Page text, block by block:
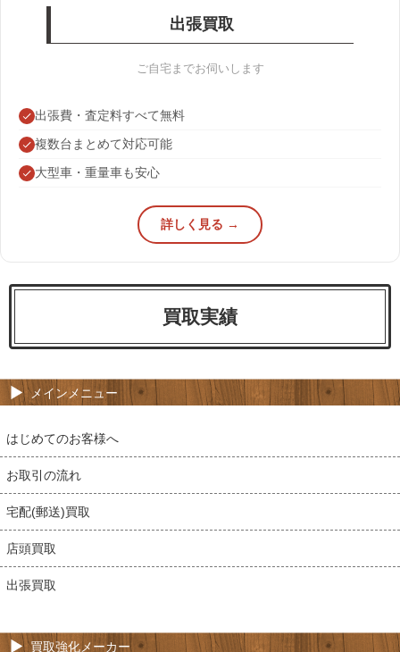
出張買取
ご自宅までお伺いします
出張費・査定料すべて無料
複数台まとめて対応可能
大型車・重量車も安心
詳しく見る →
買取実績
メインメニュー
はじめてのお客様へ
お取引の流れ
宅配(郵送)買取
店頭買取
出張買取
買取強化メーカー